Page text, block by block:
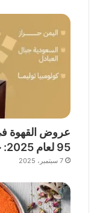
عروض القهوة
95 لعام 2025: خصومات كبيرة
7 سبتمبر، 2025